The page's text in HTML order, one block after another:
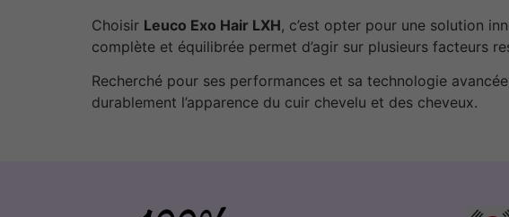
Choisir Leuco Exo Hair LXH, c’est opter pour une solution
complète et équilibrée permet d’agir sur plusieurs facteurs
Recherché pour ses performances et sa technologie
durablement l’apparence du cuir chevelu et des cheveux.